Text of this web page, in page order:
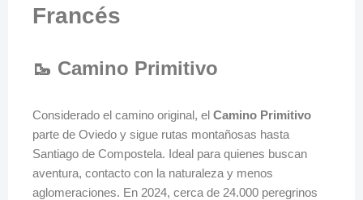
Francés
🥾 Camino Primitivo
Considerado el camino original, el Camino Primitivo
parte de Oviedo y sigue rutas montañosas hasta
Santiago de Compostela. Ideal para quienes buscan
aventura, contacto con la naturaleza y menos
aglomeraciones. En 2024, cerca de 24.000 peregrinos